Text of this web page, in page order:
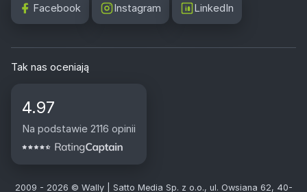
Facebook Instagram LinkedIn
Tak nas oceniają
4.97
Na podstawie 2116 opinii
2009 - 2026 © Wally | Satto Media Sp. z o.o., ul. Owsiana 62, 40-